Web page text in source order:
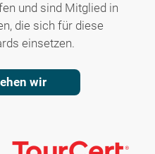
und sind Mitglied in
die sich für diese
einsetzen.
wir